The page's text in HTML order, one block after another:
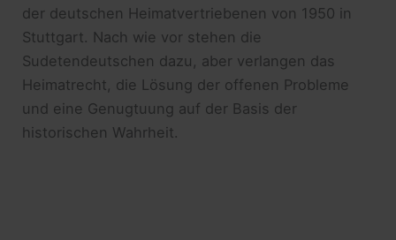
der deutschen Heimatvertriebenen von 1950 in
Stuttgart. Nach wie vor stehen die
Sudetendeutschen dazu, aber verlangen das
Heimatrecht, die Lösung der offenen Probleme
und eine Genugtuung auf der Basis der
historischen Wahrheit.